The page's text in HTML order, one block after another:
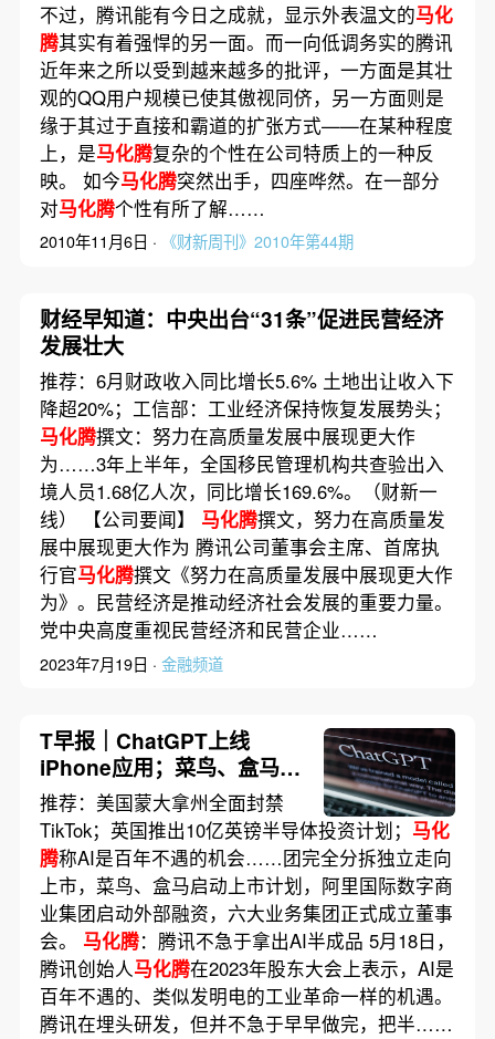
不过，腾讯能有今日之成就，显示外表温文的马化
腾其实有着强悍的另一面。而一向低调务实的腾讯
近年来之所以受到越来越多的批评，一方面是其壮
观的QQ用户规模已使其傲视同侪，另一方面则是
缘于其过于直接和霸道的扩张方式——在某种程度
上，是马化腾复杂的个性在公司特质上的一种反
映。 如今马化腾突然出手，四座哗然。在一部分
对马化腾个性有所了解……
2010年11月6日 · 《财新周刊》2010年第44期
财经早知道：中央出台“31条”促进民营经济
发展壮大
推荐：6月财政收入同比增长5.6% 土地出让收入下
降超20%；工信部：工业经济保持恢复发展势头；
马化腾撰文：努力在高质量发展中展现更大作
为……3年上半年，全国移民管理机构共查验出入
境人员1.68亿人次，同比增长169.6%。（财新一
线） 【公司要闻】 马化腾撰文，努力在高质量发
展中展现更大作为 腾讯公司董事会主席、首席执
行官马化腾撰文《努力在高质量发展中展现更大作
为》。民营经济是推动经济社会发展的重要力量。
党中央高度重视民营经济和民营企业……
2023年7月19日 · 金融频道
T早报｜ChatGPT上线
iPhone应用；菜鸟、盒马、
阿里云将上市；Meta自研AI
芯片
推荐：美国蒙大拿州全面封禁
TikTok；英国推出10亿英镑半导体投资计划； 马化
腾称AI是百年不遇的机会……团完全分拆独立走向
上市，菜鸟、盒马启动上市计划，阿里国际数字商
业集团启动外部融资，六大业务集团正式成立董事
会。 马化腾：腾讯不急于拿出AI半成品 5月18日，
腾讯创始人马化腾在2023年股东大会上表示，AI是
百年不遇的、类似发明电的工业革命一样的机遇。
腾讯在埋头研发，但并不急于早早做完，把半……